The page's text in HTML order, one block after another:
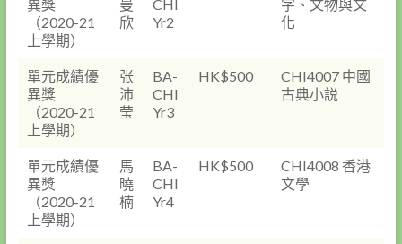
異獎
（2020-21
上學期）
曼
欣
CHI
Yr2
字、文物與文
化
單元成績優
異獎
（2020-21
上學期）
张
沛
莹
BA-
CHI
Yr3
HK$500
CHI4007 中國
古典小説
單元成績優
異獎
（2020-21
上學期）
馬
曉
楠
BA-
CHI
Yr4
HK$500
CHI4008 香港
文學